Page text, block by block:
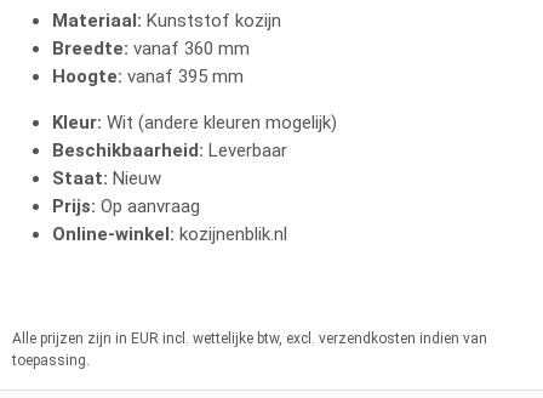
Materiaal: Kunststof kozijn
Breedte: vanaf 360 mm
Hoogte: vanaf 395 mm
Kleur: Wit (andere kleuren mogelijk)
Beschikbaarheid: Leverbaar
Staat: Nieuw
Prijs: Op aanvraag
Online-winkel: kozijnenblik.nl
Alle prijzen zijn in EUR incl. wettelijke btw, excl. verzendkosten indien van
toepassing.